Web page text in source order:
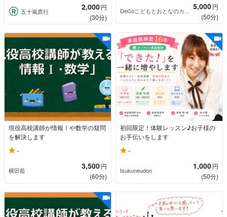
五十嵐貴行 2,000円
(30分)
DeCoこどもとおとなのカウンセラー 5,000円
(50分)
現役高校講師が情報Ⅰや数学の疑問
を解決します
-
横田藍 3,500円
(60分)
初回限定！体験レッスン♪お子様の
お手伝いをします
-
tsukuneudon 1,000円
(50分)